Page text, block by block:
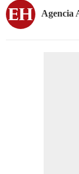
Agencia